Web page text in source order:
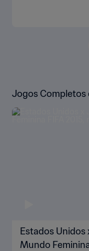
Jogos Completos
do Feminina da
nadá
Estados Unidos
Mundo